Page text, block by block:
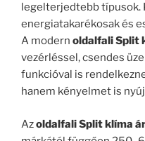
legelterjedtebb típusok.
energiatakarékosak és
A modern oldalfali Split
vezérléssel, csendes
funkcióval is
hanem kényelmet is
Azoldalfali Split klíma